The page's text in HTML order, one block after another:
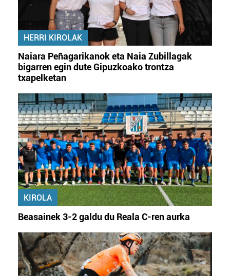
HERRI KIROLAK
Naiara Peñagarikanok eta Naia Zubillagak
bigarren egin dute Gipuzkoako trontza
txapelketan
KIROLA
Beasainek 3-2 galdu du Reala C-ren aurka